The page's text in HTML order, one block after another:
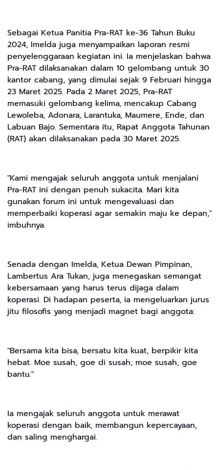
Sebagai Ketua Panitia Pra-RAT ke-36 Tahun Buku
2024, Imelda juga menyampaikan laporan resmi
penyelenggaraan kegiatan ini. Ia menjelaskan bahwa
Pra-RAT dilaksanakan dalam 10 gelombang untuk 30
kantor cabang, yang dimulai sejak 9 Februari hingga
23 Maret 2025. Pada 2 Maret 2025, Pra-RAT
memasuki gelombang kelima, mencakup Cabang
Lewoleba, Adonara, Larantuka, Maumere, Ende, dan
Labuan Bajo. Sementara itu, Rapat Anggota Tahunan
(RAT) akan dilaksanakan pada 30 Maret 2025.
"Kami mengajak seluruh anggota untuk menjalani
Pra-RAT ini dengan penuh sukacita. Mari kita
gunakan forum ini untuk mengevaluasi dan
memperbaiki koperasi agar semakin maju ke depan,"
imbuhnya.
Senada dengan Imelda, Ketua Dewan Pimpinan,
Lambertus Ara Tukan, juga menegaskan semangat
kebersamaan yang harus terus dijaga dalam
koperasi. Di hadapan peserta, ia mengeluarkan jurus
jitu filosofis yang menjadi magnet bagi anggota:
"Bersama kita bisa, bersatu kita kuat, berpikir kita
hebat. Moe susah, goe di susah; moe susah, goe
bantu."
Ia mengajak seluruh anggota untuk merawat
koperasi dengan baik, membangun kepercayaan,
dan saling menghargai.